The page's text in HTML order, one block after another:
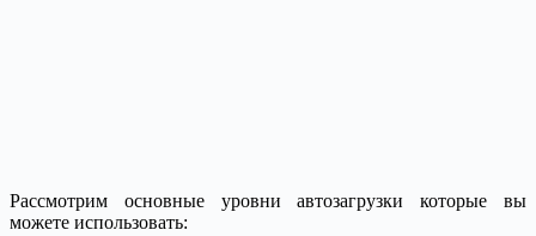
Рассмотрим основные уровни автозагрузки которые вы
можете использовать: